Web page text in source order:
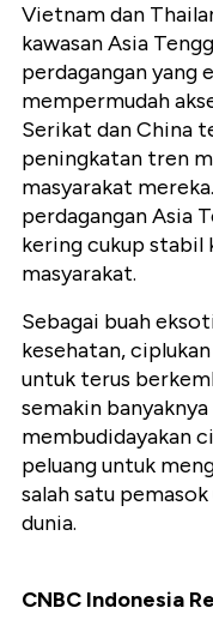
Vietnam dan
kawasan Asia
perdagangan yang
mempermudah
Serikat dan China
peningkatan tren
masyarakat
perdagangan Asia
kering cukup stabil
masyarakat.
Sebagai buah
kesehatan,
untuk terus
semakin
membudidayakan
peluang untuk
salah satu
dunia.
CNBC Indonesia